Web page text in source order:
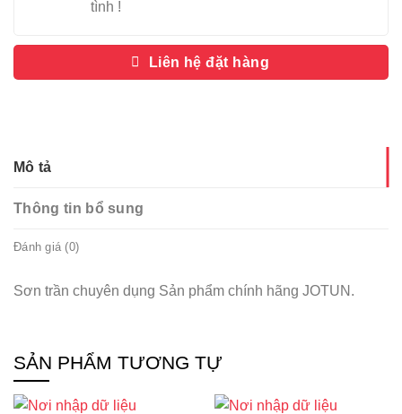
tình !
Liên hệ đặt hàng
Mô tả
Thông tin bổ sung
Đánh giá (0)
Sơn trần chuyên dụng Sản phẩm chính hãng JOTUN.
SẢN PHẨM TƯƠNG TỰ